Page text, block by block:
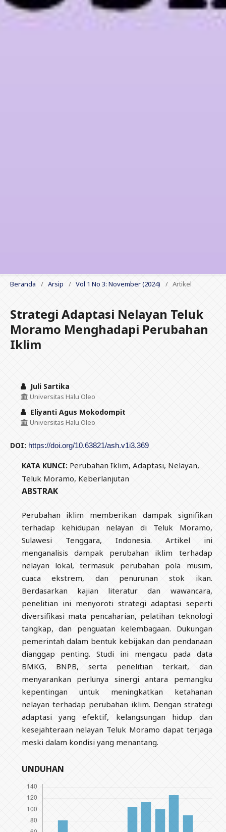
Beranda / Arsip / Vol 1 No 3: November (2024) / Artikel
Strategi Adaptasi Nelayan Teluk
Moramo Menghadapi Perubahan
Iklim
Juli Sartika
Universitas Halu Oleo
Eliyanti Agus Mokodompit
Universitas Halu Oleo
DOI: https://doi.org/10.63821/ash.v1i3.369
KATA KUNCI: Perubahan Iklim, Adaptasi, Nelayan,
Teluk Moramo, Keberlanjutan
ABSTRAK
Perubahan iklim memberikan dampak signifikan
terhadap kehidupan nelayan di Teluk Moramo,
Sulawesi Tenggara, Indonesia. Artikel ini
menganalisis dampak perubahan iklim terhadap
nelayan lokal, termasuk perubahan pola musim,
cuaca ekstrem, dan penurunan stok ikan.
Berdasarkan kajian literatur dan wawancara,
penelitian ini menyoroti strategi adaptasi seperti
diversifikasi mata pencaharian, pelatihan teknologi
tangkap, dan penguatan kelembagaan. Dukungan
pemerintah dalam bentuk kebijakan dan pendanaan
dianggap penting. Studi ini mengacu pada data
BMKG, BNPB, serta penelitian terkait, dan
menyarankan perlunya sinergi antara pemangku
kepentingan untuk meningkatkan ketahanan
nelayan terhadap perubahan iklim. Dengan strategi
adaptasi yang efektif, kelangsungan hidup dan
kesejahteraan nelayan Teluk Moramo dapat terjaga
meski dalam kondisi yang menantang.
UNDUHAN